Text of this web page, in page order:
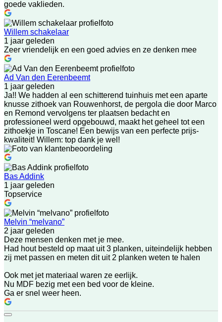
goede vaklieden.
Willem schakelaar
1 jaar geleden
Zeer vriendelijk en een goed advies en ze denken mee
Ad Van den Eerenbeemt
1 jaar geleden
Ja!! We hadden al een schitterend tuinhuis met een aparte
knusse zithoek van Rouwenhorst, de pergola die door Marco
en Remond vervolgens ter plaatsen bedacht en
professioneel werd opgebouwd, maakt het geheel tot een
zithoekje in Toscane! Een bewijs van een perfecte prijs-
kwaliteit! Willem: top dank je wel!
Bas Addink
1 jaar geleden
Topservice
Melvin “melvano”
2 jaar geleden
Deze mensen denken met je mee.
Had hout besteld op maat uit 3 planken, uiteindelijk hebben
zij met passen en meten dit uit 2 planken weten te halen
Ook met jet materiaal waren ze eerlijk.
Nu MDF bezig met een bed voor de kleine.
Ga er snel weer heen.